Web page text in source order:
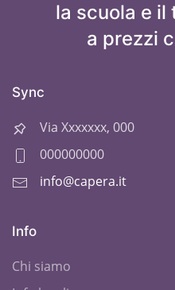
la scuola e il
a prezzi
Sync
Via Xxxxxxx, 000
000000000
info@capera.it
Info
Chi siamo